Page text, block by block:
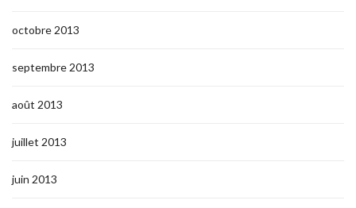
octobre 2013
septembre 2013
août 2013
juillet 2013
juin 2013